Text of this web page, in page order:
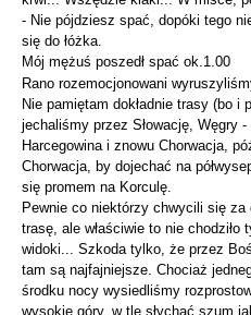
- Nie pójdziesz spać, dopóki tego
się do łóżka.
Mój mężuś poszedł spać ok.1.00
Rano rozemocjonowani
Nie pamiętam dokładnie trasy (bo i
jechaliśmy przez Słowację, Węgry
Harcegowina i znowu Chorwacja,
Chorwacja, by dojechać na
się promem na Korculę.
Pewnie co niektórzy chwycili się za
trasę, ale właściwie to nie
widoki... Szkoda tylko, że przez
tam są najfajniejsze. Chociaż
środku nocy wysiedliśmy
wysokie góry, w tle słychać szum